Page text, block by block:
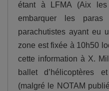
étant à LFMA (Aix
embarquer les paras
parachutistes ayant eu
zone est fixée à 10h50
cette information à X.
ballet d’hélicoptères
(malgré le NOTAM